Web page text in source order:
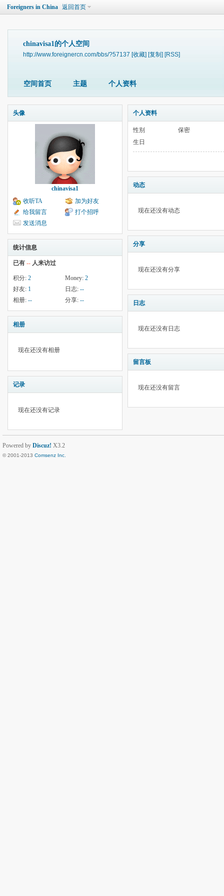
Foreigners in China 返回首页
chinavisa1的个人空间
http://www.foreignercn.com/bbs/?57137 [收藏] [复制] [RSS]
空间首页 主题 个人资料
头像
chinavisa1
收听TA
加为好友
给我留言
打个招呼
发送消息
统计信息
已有 -- 人来访过
积分: 2 Money: 2
好友: 1 日志: --
相册: -- 分享: --
相册
现在还没有相册
记录
现在还没有记录
个人资料
性别
保密
生日
动态
现在还没有动态
分享
现在还没有分享
日志
现在还没有日志
留言板
现在还没有留言
Powered by Discuz! X3.2
© 2001-2013 Comsenz Inc.